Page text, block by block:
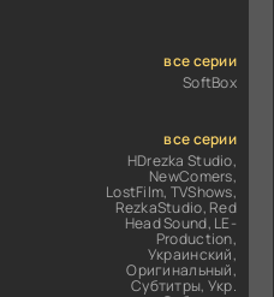
все серии
SoftBox
все серии
HDrezka Studio,
NewComers,
LostFilm, TVShows,
RezkaStudio, Red
Head Sound, LE-
Production,
Украинский,
Оригинальный,
Субтитры, Укр.